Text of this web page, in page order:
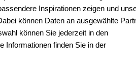
Inspirationen zeigen und
können Daten an ausgewählte
können Sie jederzeit in den
Informationen finden Sie in der
schiefgelaufen.
Fehler aufgetreten.
Sie die Seite neu.